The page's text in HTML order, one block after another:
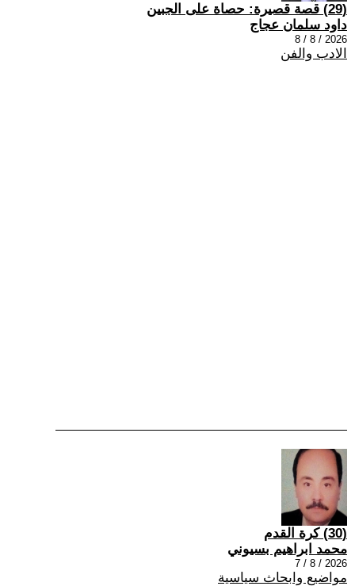
(29) قصة قصيرة: حصاة على الجبين
داود سلمان عجاج
2026 / 8 / 8
الادب والفن
(30) كرة القدم
محمد ابراهيم بسيوني
2026 / 8 / 7
مواضيع وابحاث سياسية